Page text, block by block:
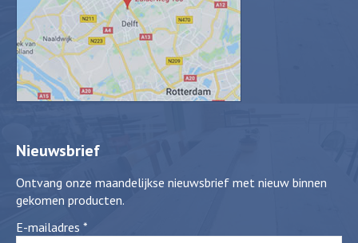
Nieuwsbrief
Ontvang onze maandelijkse nieuwsbrief met nieuw binnen
gekomen producten.
E-mailadres *